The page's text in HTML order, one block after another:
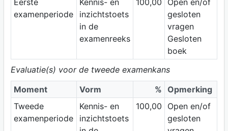
Eerste
examenperiode
Kennis- en
inzichtstoets
in de
examenreeks
100,00
Open en/of
gesloten
vragen
Gesloten
boek
Evaluatie(s) voor de tweede examenkans
Moment
Vorm % Opmerking
Tweede
examenperiode
Kennis- en
inzichtstoets
100,00
Open en/of
gesloten